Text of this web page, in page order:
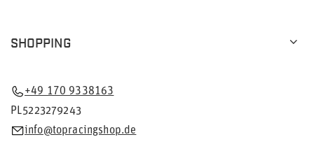
SHOPPING
+49 170 9338163
PL5223279243
info@topracingshop.de